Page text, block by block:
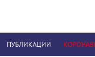
ПУБЛИКАЦИИ